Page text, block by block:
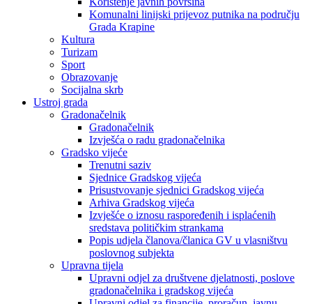
Komunalni linijski prijevoz putnika na području
Grada Krapine
Kultura
Turizam
Sport
Obrazovanje
Socijalna skrb
Ustroj grada
Gradonačelnik
Gradonačelnik
Izvješća o radu gradonačelnika
Gradsko vijeće
Trenutni saziv
Sjednice Gradskog vijeća
Prisustvovanje sjednici Gradskog vijeća
Arhiva Gradskog vijeća
Izvješće o iznosu raspoređenih i isplaćenih
sredstava političkim strankama
Popis udjela članova/članica GV u vlasništvu
poslovnog subjekta
Upravna tijela
Upravni odjel za društvene djelatnosti, poslove
gradonačelnika i gradskog vijeća